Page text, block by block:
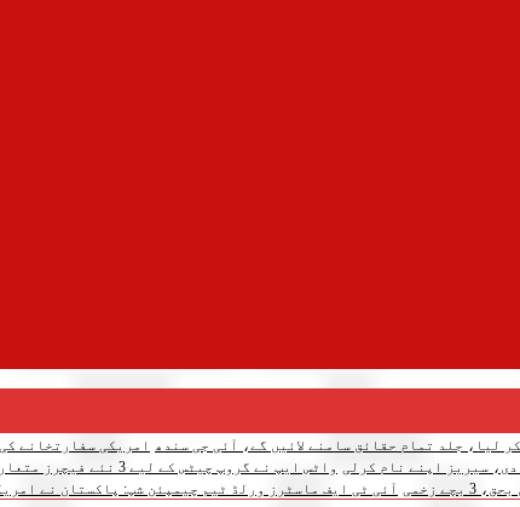
لیا، جلد تمام حقائق سامنے لائیں گے، آئی جی سندھ امریکی سفارتخانے
واٹس ایپ نے گروپ چیٹس کے لیے 3 نئے فیچرز متعارف کرا دیے
آئی ٹی ایف ماسٹرز ورلڈ ٹیم چیمپئن شپ: پاکستان نے امریکا کو 3-0 سے